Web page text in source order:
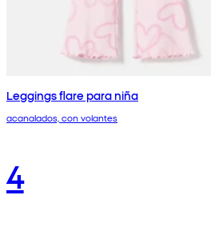
Leggings flare para niña
acanalados, con volantes
4